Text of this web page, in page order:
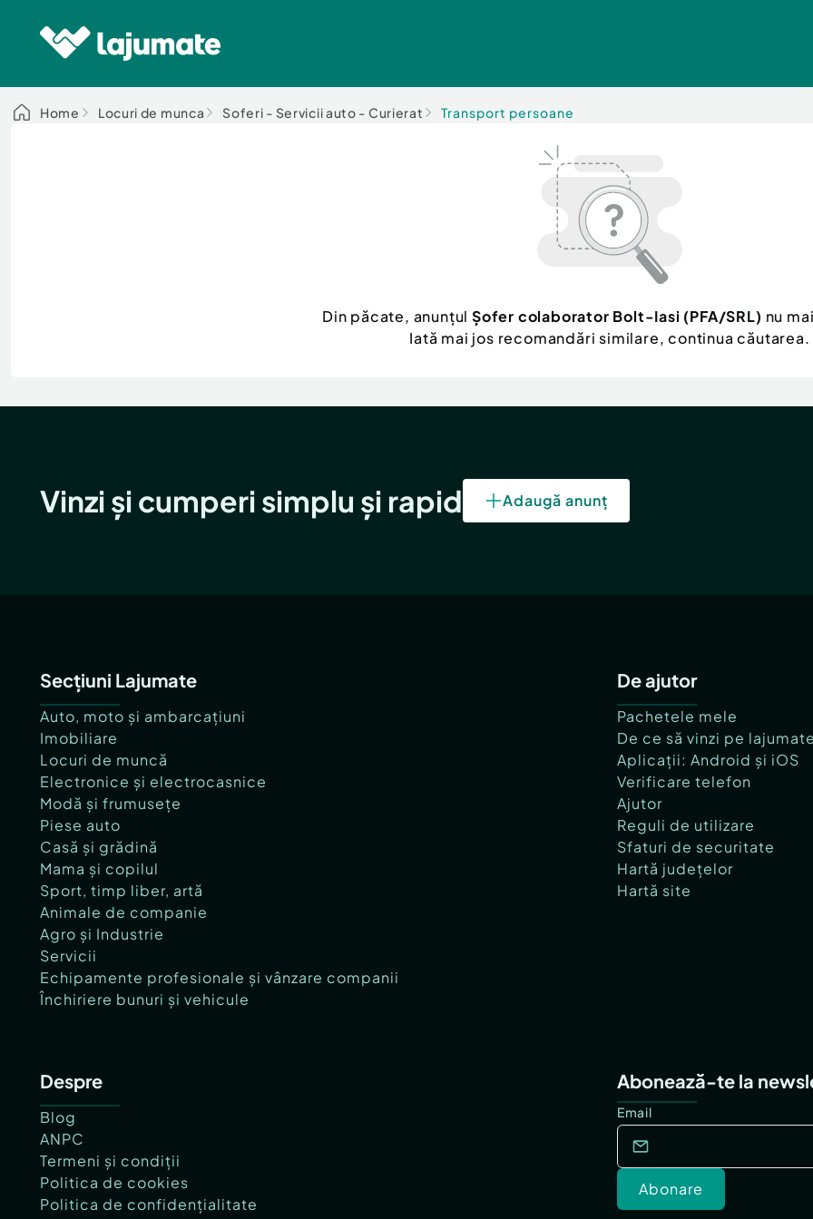
Home Locuri de munca Soferi - Servicii auto - Curierat Transport persoane
Din păcate, anunțulȘofer colaborator Bolt-Iasi (PFA/SRL) nu
Iată mai jos recomandări similare, continua căutarea.
Vinzi și cumperi simplu și rapid Adaugă anunț
Secțiuni Lajumate
Auto, moto și ambarcațiuni
Imobiliare
Locuri de muncă
Electronice și electrocasnice
Modă și frumusețe
Piese auto
Casă și grădină
Mama și copilul
Sport, timp liber, artă
Animale de companie
Agro și Industrie
Servicii
Echipamente profesionale și vânzare companii
Închiriere bunuri și vehicule
De ajutor
Pachetele mele
De ce să vinzi pe
Aplicații: Android și iOS
Verificare telefon
Ajutor
Reguli de utilizare
Sfaturi de securitate
Hartă județelor
Hartă site
Despre
Blog
ANPC
Termeni și condiții
Politica de cookies
Politica de confidențialitate
Abonează-te la
Email
Abonare